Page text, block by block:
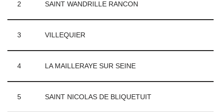
2 SAINT WANDRILLE RANCON
3 VILLEQUIER
4 LA MAILLERAYE SUR SEINE
5 SAINT NICOLAS DE BLIQUETUIT